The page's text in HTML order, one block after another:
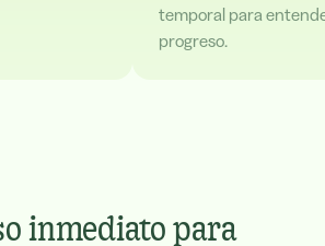
temporal para
progreso.
inmediato para